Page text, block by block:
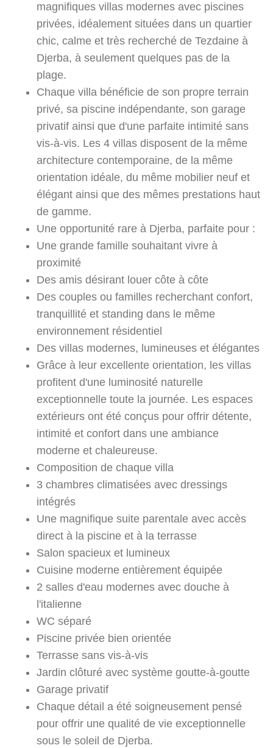
magnifiques villas modernes avec piscines
privées, idéalement situées dans un quartier
chic, calme et très recherché de Tezdaine à
Djerba, à seulement quelques pas de la
plage.
Chaque villa bénéficie de son propre terrain
privé, sa piscine indépendante, son garage
privatif ainsi que d'une parfaite intimité sans
vis-à-vis. Les 4 villas disposent de la même
architecture contemporaine, de la même
orientation idéale, du même mobilier neuf et
élégant ainsi que des mêmes prestations haut
de gamme.
Une opportunité rare à Djerba, parfaite pour :
Une grande famille souhaitant vivre à
proximité
Des amis désirant louer côte à côte
Des couples ou familles recherchant confort,
tranquillité et standing dans le même
environnement résidentiel
Des villas modernes, lumineuses et élégantes
Grâce à leur excellente orientation, les villas
profitent d'une luminosité naturelle
exceptionnelle toute la journée. Les espaces
extérieurs ont été conçus pour offrir détente,
intimité et confort dans une ambiance
moderne et chaleureuse.
Composition de chaque villa
3 chambres climatisées avec dressings
intégrés
Une magnifique suite parentale avec accès
direct à la piscine et à la terrasse
Salon spacieux et lumineux
Cuisine moderne entièrement équipée
2 salles d'eau modernes avec douche à
l'italienne
WC séparé
Piscine privée bien orientée
Terrasse sans vis-à-vis
Jardin clôturé avec système goutte-à-goutte
Garage privatif
Chaque détail a été soigneusement pensé
pour offrir une qualité de vie exceptionnelle
sous le soleil de Djerba.